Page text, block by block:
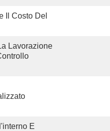
Il Costo Del
Lavorazione
E